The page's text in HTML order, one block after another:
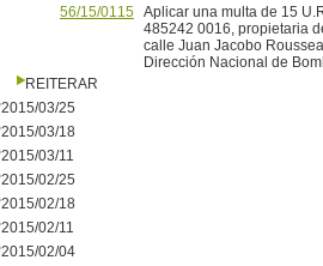
56/15/0115 Aplicar una multa de 15
485242 0016, propietaria
calle Juan Jacobo
Dirección Nacional de
REITERAR
2015/03/25
2015/03/18
2015/03/11
2015/02/25
2015/02/18
2015/02/11
2015/02/04